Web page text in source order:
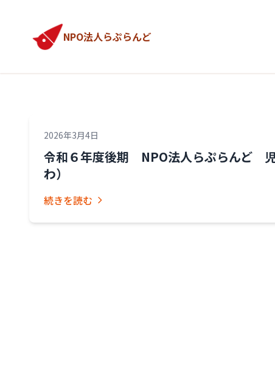
NPO法人らぷらんど
2026年3月4日
令和６年度後期 NPO法人らぷらんど
わ）
続きを読む